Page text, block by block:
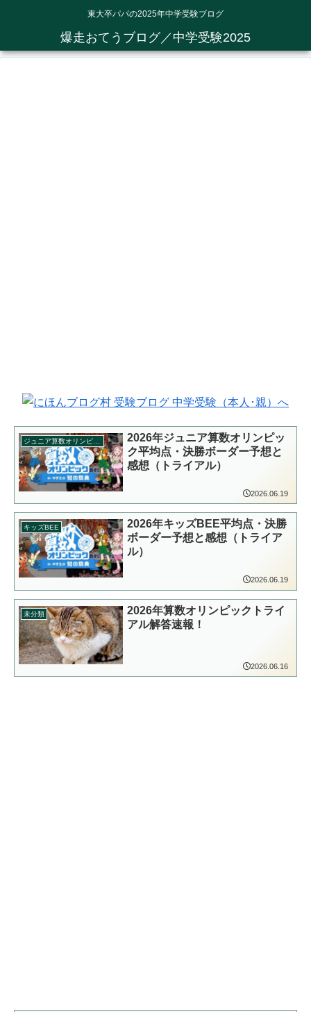
東大卒パパの2025年中学受験ブログ
爆走おてうブログ／中学受験2025
2026年ジュニア算数オリンピッ
ク平均点・決勝ボーダー予想と
感想（トライアル）
2026.06.19
キッズBEE
2026年キッズBEE平均点・決勝
ボーダー予想と感想（トライア
ル）
2026.06.19
未分類
2026年算数オリンピックトライ
アル解答速報！
2026.06.16